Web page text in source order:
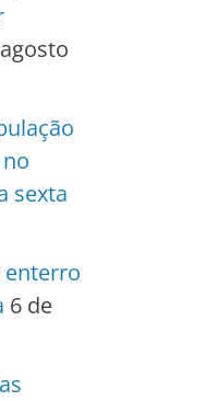
sexta
enterro
6 de